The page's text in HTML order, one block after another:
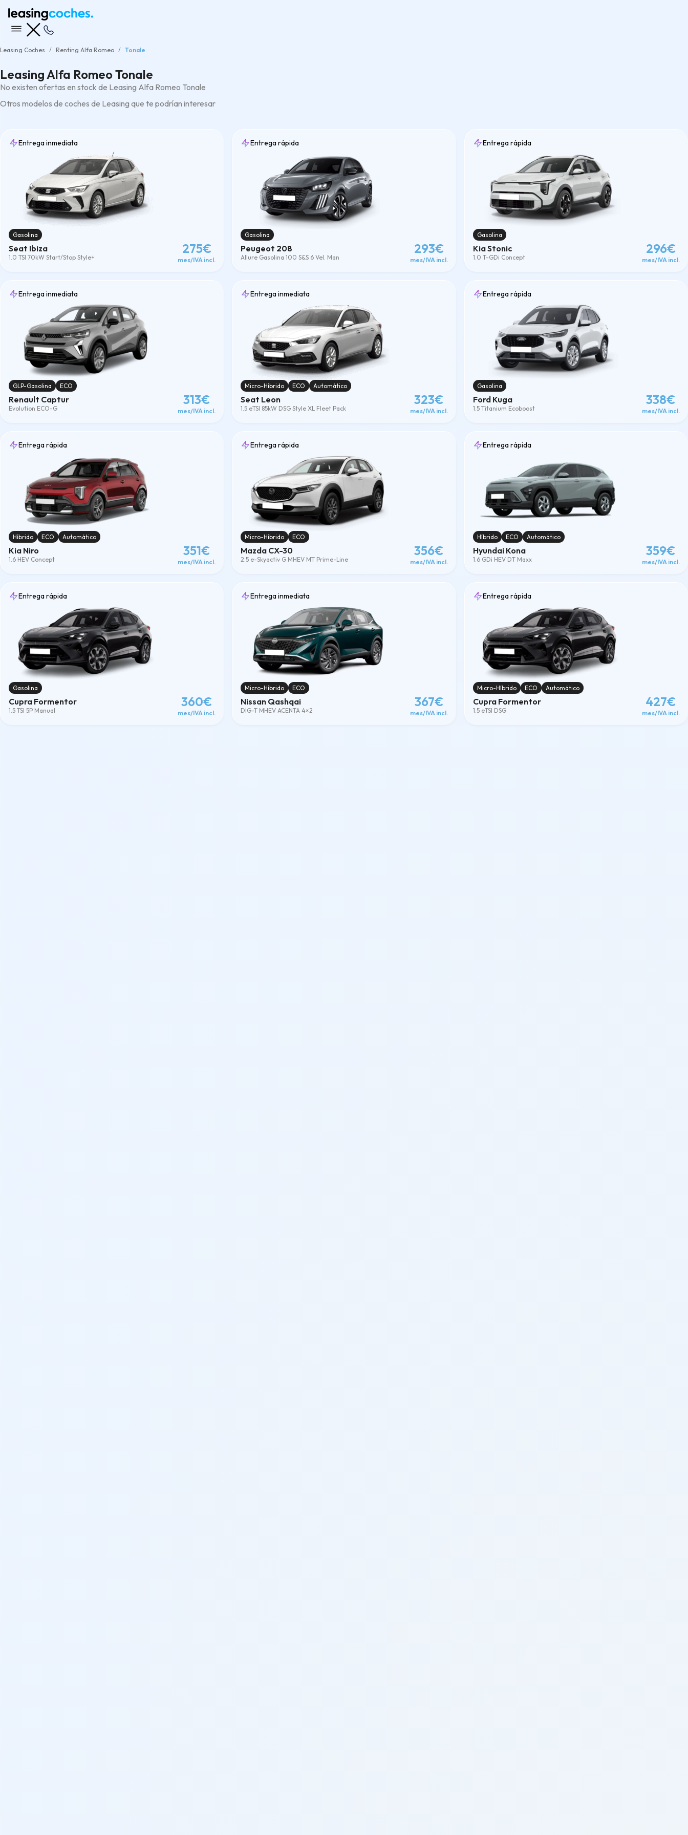
Leasing Coches Renting Alfa Romeo Tonale
Leasing Alfa Romeo Tonale
No existen ofertas en stock de Leasing Alfa Romeo Tonale
Otros modelos de coches de Leasing que te podrían interesar
Entrega inmediata
Gasolina
Seat Ibiza
1.0 TSI 70kW Start/Stop Style+
275€
mes/IVA incl.
Entrega rápida
Gasolina
Peugeot 208
Allure Gasolina 100 S&S 6 Vel. Man
293€
mes/IVA incl.
Entrega rápida
Gasolina
Kia Stonic
1.0 T-GDi Concept
296€
mes/IVA incl.
Entrega inmediata
GLP-Gasolina ECO
Renault Captur
Evolution ECO-G
313€
mes/IVA incl.
Entrega inmediata
Micro-Híbrido ECO Automático
Seat Leon
1.5 eTSI 85kW DSG Style XL Fleet Pack
323€
mes/IVA incl.
Entrega rápida
Gasolina
Ford Kuga
1.5 Titanium Ecoboost
338€
mes/IVA incl.
Entrega rápida
Híbrido ECO Automático
Kia Niro
1.6 HEV Concept
351€
mes/IVA incl.
Entrega rápida
Micro-Híbrido ECO
Mazda CX-30
2.5 e-Skyactiv G MHEV MT Prime-Line
356€
mes/IVA incl.
Entrega rápida
Híbrido ECO Automático
Hyundai Kona
1.6 GDi HEV DT Maxx
359€
mes/IVA incl.
Entrega rápida
Gasolina
Cupra Formentor
1.5 TSI 5P Manual
360€
mes/IVA incl.
Entrega inmediata
Micro-Híbrido ECO
Nissan Qashqai
DIG-T MHEV ACENTA 4×2
367€
mes/IVA incl.
Entrega rápida
Micro-Híbrido ECO Automático
Cupra Formentor
1.5 eTSI DSG
427€
mes/IVA incl.